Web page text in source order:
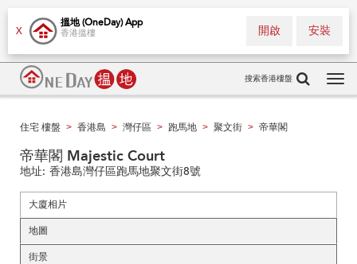
X
搵地 (OneDay) App
香港搵樓 安裝
開啟
搜索香港樓盤
住宅 樓盤 > 香港島 > 灣仔區 > 跑馬地 > 聚文街 > 帝華閣
帝華閣 Majestic Court
地址: 香港島灣仔區跑馬地聚文街8號
大廈相片
地圖
街景